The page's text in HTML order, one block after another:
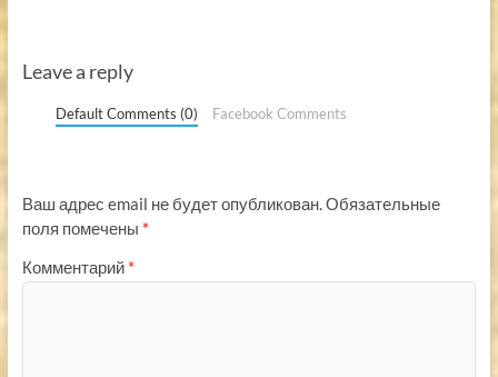
Leave a reply
Default Comments (0) Facebook Comments
Ваш адрес email не будет опубликован.Обязательные
поля помечены *
Комментарий *